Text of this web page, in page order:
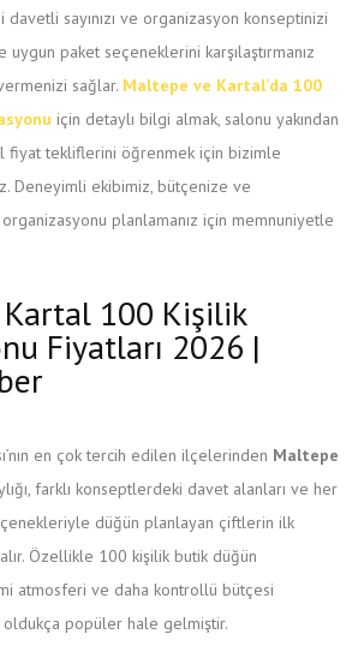
davetli sayınızı ve organizasyon konseptinizi
paket seçeneklerini karşılaştırmanız
sağlar. Maltepe ve Kartal’da 100
için detaylı bilgi almak, salonu yakından
fiyat tekliflerini öğrenmek için bizimle
Deneyimli ekibimiz, bütçenize ve
planlamanız için memnuniyetle
100 Kişilik
Fiyatları 2026 |
en çok tercih edilen ilçelerinden Maltepe
farklı konseptlerdeki davet alanları ve her
düğün planlayan çiftlerin ilk
Özellikle 100 kişilik butik düğün
atmosferi ve daha kontrollü bütçesi
oldukça popüler hale gelmiştir.